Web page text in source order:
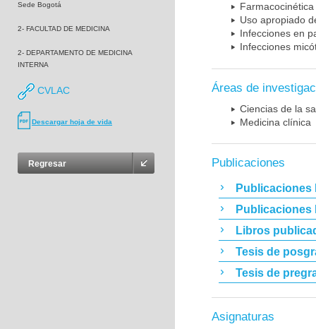
Sede Bogotá
2- FACULTAD DE MEDICINA
2- DEPARTAMENTO DE MEDICINA
INTERNA
CVLAC
Descargar hoja de vida
Regresar
Uso apropiado
Infecciones en
Infecciones
Áreas de
Ciencias de la
Medicina clínica
Publicaciones
Publicaciones
Publicaciones
Libros
Tesis de
Tesis de
Asignaturas